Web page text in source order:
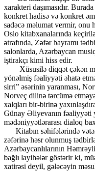
xarakteri daşımasıdır.
konkret hadisə və konkret
sadəcə məlumat vermir, onu
Oslo kitabxanalarında
ətrafında, Zəfər bayramı
salonlarda, Azərbaycan
iştirakçı kimi hiss edir.
Xüsusilə diqqət çəkən
yönəlmiş fəaliyyəti əhatə
sirri” əsərinin yaranması,
Norveç dilinə tərcümə
xalqları bir-birinə
Günay Əliyevanın fəaliyyəti
mədəniyyətlərarası dialoq
Kitabın səhifələrində
zəfərinə həsr olunmuş
Azərbaycanlılarının
bağlı layihələr göstərir ki,
xatirəsi deyil, gələcəyin